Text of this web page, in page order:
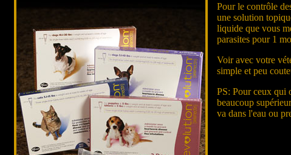
Pour le contrôle
une solution
liquide que vous
parasites pour 1
Voir avec votre
simple et peu
PS: Pour ceux qui
beaucoup
va dans l'eau ou